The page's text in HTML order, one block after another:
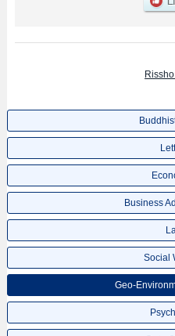
mancanegara seperti kuota untuk
Business
Social
Geo-